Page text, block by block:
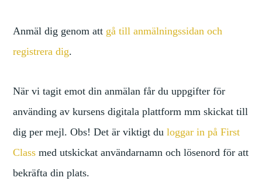
Anmäl dig genom att gå till anmälningssidan och
registrera dig.
När vi tagit emot din anmälan får du uppgifter för
använding av kursens digitala plattform mm skickat till
dig per mejl. Obs! Det är viktigt duloggar in på First
Class med utskickat användarnamn och lösenord för att
bekräfta din plats.